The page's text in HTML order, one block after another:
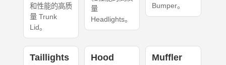
和性能的高质
量 Trunk
Lid。
量
Headlights。
Bumper。
Taillights Hood Muffler